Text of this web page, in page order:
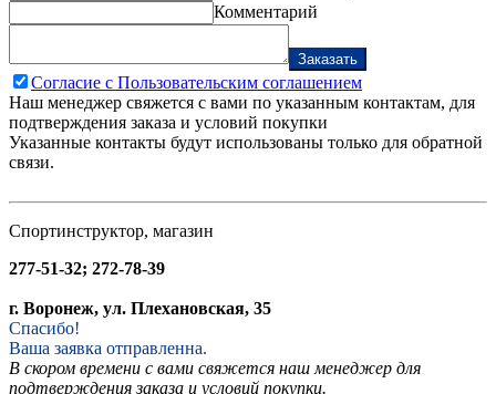
Комментарий
Заказать
Согласие с Пользовательским соглашением
Наш менеджер свяжется с вами по указанным контактам, для
подтверждения заказа и условий покупки
Указанные контакты будут использованы только для обратной
связи.
Спортинструктор, магазин
277-51-32; 272-78-39
г. Воронеж, ул. Плехановская, 35
Спасибо!
Ваша заявка отправленна.
В скором времени с вами свяжется наш менеджер для
подтверждения заказа и условий покупки.